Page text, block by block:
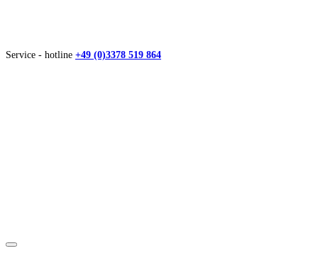
Service - hotline +49 (0)3378 519 864